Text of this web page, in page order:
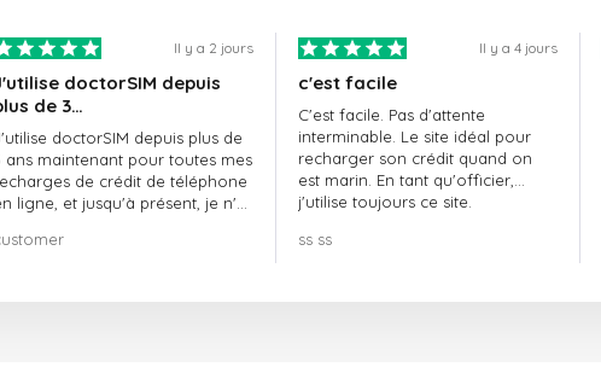
Il y a 2 jours
doctorSIM depuis
de 3…
doctorSIM depuis plus de
ans maintenant pour toutes mes
de crédit de téléphone
ligne, et jusqu'à présent, je n'ai
!!!
Il y a 4 jours
c'est facile
C'est facile. Pas d'attente
interminable. Le site idéal pour
recharger son crédit quand on
est marin. En tant qu'officier,
j'utilise toujours ce site.
ss ss